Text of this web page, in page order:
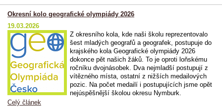
Okresní kolo geografické olympiády 2026
19.03.2026
Z okresního kola, kde naši školu reprezentovalo
šest mladých geografů a geografek, postupuje do
krajského kola Geografické olympiády 2026
dokonce pět našich žáků. To je oproti loňskému
ročníku dvojnásobek. Dva nejmladší postupují z
vítězného místa, ostatní z nižších medailových
pozic. Na počet medailí i postupujících jsme opět
nejúspěšnější školou okresu Nymburk.
Celý článek